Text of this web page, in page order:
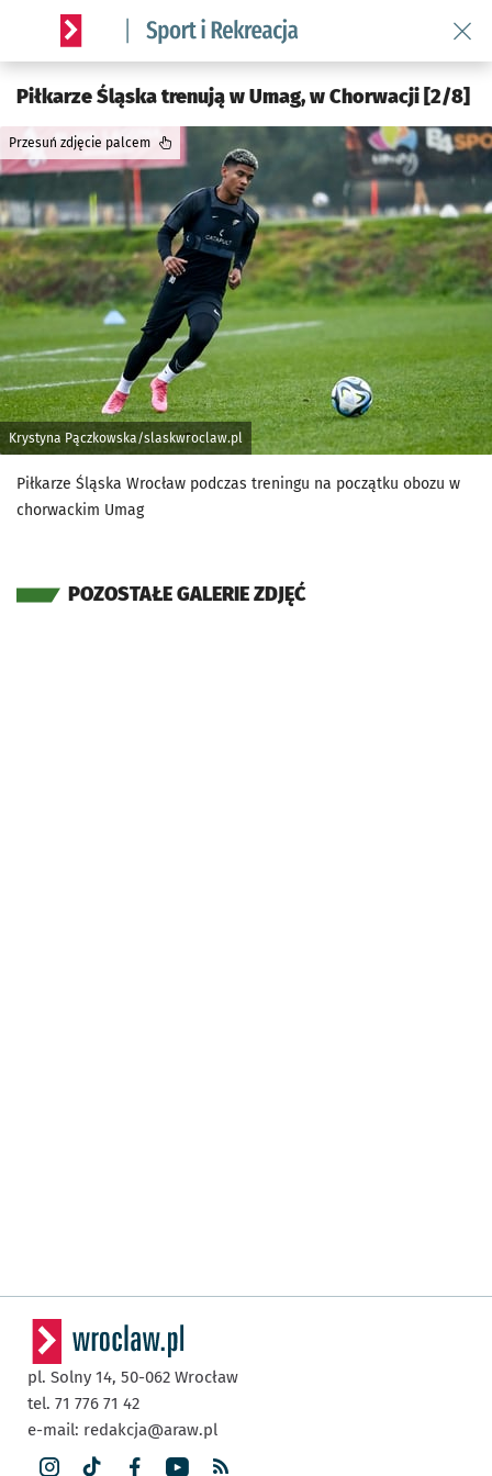
Serwis informacyjny wroclaw.pl podserwis: Sport i rekreacja
Piłkarze Śląska trenują w Umag, w Chorwacji [2/8]
Krystyna Pączkowska/slaskwroclaw.pl
Przesuń zdjęcie palcem
Piłkarze Śląska Wrocław podczas treningu na początku obozu w
chorwackim Umag
POZOSTAŁE GALERIE ZDJĘĆ
pl. Solny 14, 50-062 Wrocław
tel. 71 776 71 42
e-mail: redakcja@araw.pl